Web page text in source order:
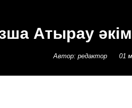
Атырау
Автор: редактор 01